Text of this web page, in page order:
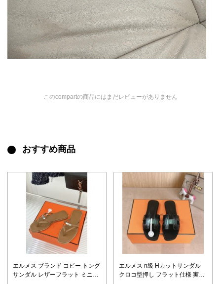
このcompartの商品にはまだレビューがありません
おすすめ商品
エルメス ブランド コピー トング
サンダル レザーフラット ミニマ
エルメス n級 Hカットサンダル
クロコ型押し フラット仕様 実店